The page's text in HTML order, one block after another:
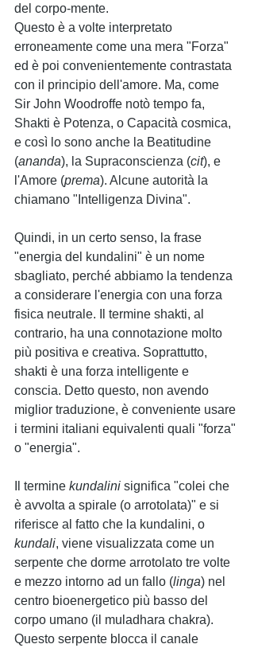
del corpo-mente.
Questo è a volte interpretato
erroneamente come una mera "Forza"
ed è poi convenientemente contrastata
con il principio dell'amore. Ma, come
Sir John Woodroffe notò tempo fa,
Shakti è Potenza, o Capacità cosmica,
e così lo sono anche la Beatitudine
(ananda), la Supraconscienza (cit), e
l'Amore (prema). Alcune autorità la
chiamano "Intelligenza Divina".
Quindi, in un certo senso, la frase
"energia del kundalini" è un nome
sbagliato, perché abbiamo la tendenza
a considerare l'energia con una forza
fisica neutrale. Il termine shakti, al
contrario, ha una connotazione molto
più positiva e creativa. Soprattutto,
shakti è una forza intelligente e
conscia. Detto questo, non avendo
miglior traduzione, è conveniente usare
i termini italiani equivalenti quali "forza"
o "energia".
Il termine kundalini significa "colei che
è avvolta a spirale (o arrotolata)" e si
riferisce al fatto che la kundalini, o
kundali, viene visualizzata come un
serpente che dorme arrotolato tre volte
e mezzo intorno ad un fallo (linga) nel
centro bioenergetico più basso del
corpo umano (il muladhara chakra).
Questo serpente blocca il canale